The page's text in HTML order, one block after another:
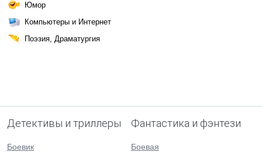
Юмор
Компьютеры и Интернет
Поэзия, Драматургия
Детективы и триллеры
Боевик
Фантастика и фэнтези
Боевая